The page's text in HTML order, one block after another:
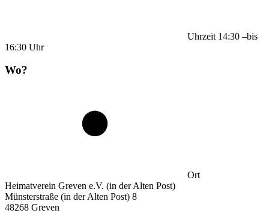
Uhrzeit 14:30 –bis
16:30 Uhr
Wo?
Ort
Heimatverein Greven e.V. (in der Alten Post)
Münsterstraße (in der Alten Post) 8
48268 Greven